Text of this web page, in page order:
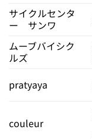
サイクルセンタ
ー サンワ
ムーブバイシク
ルズ
pratyaya
couleur